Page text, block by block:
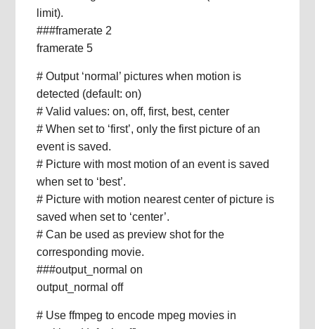
limit).
###framerate 2
framerate 5
# Output ‘normal’ pictures when motion is
detected (default: on)
# Valid values: on, off, first, best, center
# When set to ‘first’, only the first picture of an
event is saved.
# Picture with most motion of an event is saved
when set to ‘best’.
# Picture with motion nearest center of picture is
saved when set to ‘center’.
# Can be used as preview shot for the
corresponding movie.
###output_normal on
output_normal off
# Use ffmpeg to encode mpeg movies in